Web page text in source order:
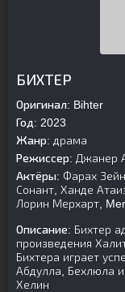
БИХТЕР
Оригинал: Bihter
Год: 2023
Жанр: драма
Режиссер: Джанер
Актёры: Фарах
Сонант, Ханде
Лорин Мерхарт,
Описание: Бихтер
произведения
Бихтера играет
Абдулла, Бехлюла
Хелин